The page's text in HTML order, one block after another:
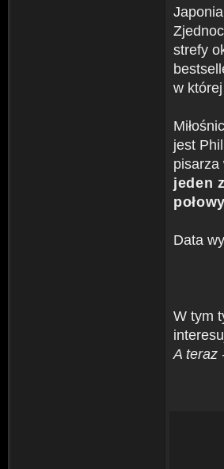
strefy
w
jest
pisarza
jeden
Data
W tym
A teraz